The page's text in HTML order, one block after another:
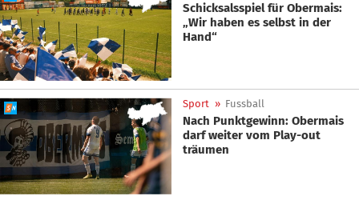
Schicksalsspiel für Obermais:
„Wir haben es selbst in der
Hand“
Sport » Fussball
Nach Punktgewinn: Obermais
darf weiter vom Play-out
träumen